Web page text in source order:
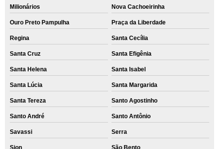
Milionários Nova Cachoeirinha
Ouro Preto Pampulha Praça da Liberdade
Regina Santa Cecília
Santa Cruz Santa Efigênia
Santa Helena Santa Isabel
Santa Lúcia Santa Margarida
Santa Tereza Santo Agostinho
Santo André Santo Antônio
Savassi Serra
Sion São Bento